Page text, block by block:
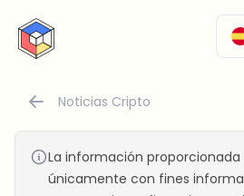
CryptoTicker
Noticias Cripto
La información
únicamente con fines